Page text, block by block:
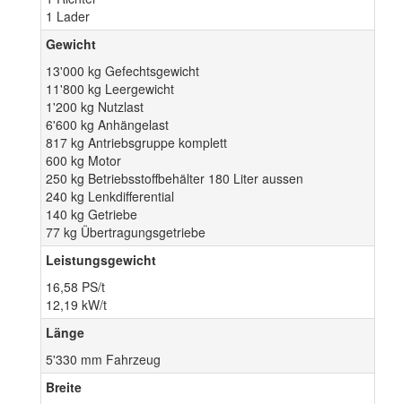
1 Lader
Gewicht
13'000 kg Gefechtsgewicht
11'800 kg Leergewicht
1'200 kg Nutzlast
6'600 kg Anhängelast
817 kg Antriebsgruppe komplett
600 kg Motor
250 kg Betriebsstoffbehälter 180 Liter aussen
240 kg Lenkdifferential
140 kg Getriebe
77 kg Übertragungsgetriebe
Leistungsgewicht
16,58 PS/t
12,19 kW/t
Länge
5'330 mm Fahrzeug
Breite